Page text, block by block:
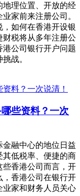
地理位置、开放的经
家前来注册公司。
如何在香港开设银
财税将从多年注册公
公司银行开户问题
战。
些资料？一次
金融中心的地位日益
其低税率、便捷的商
些香港公司而言，开
，香港公司在银行开
业家和财务人员关心